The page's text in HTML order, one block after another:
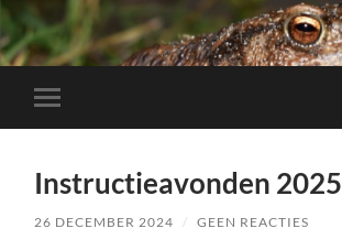
Toggle
mobiel
Instructieavonden 2025
26 DECEMBER 2024 / GEEN REACTIES